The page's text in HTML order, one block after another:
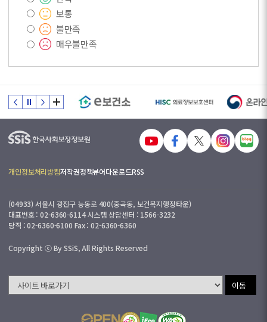
보통
불만족
매우불만족
개인정보처리방침저작권정책뷰어다운로드RSS
(04933) 서울시 광진구 능동로 400(중곡동, 보건복지행정타운)
대표번호 : 02-6360-6114 시스템 상담센터 : 1566-3232
당직 : 02-6360-6100 Fax : 02-6360-6360
Copyright ⓒ By SSiS, All Rights Reserved
이동